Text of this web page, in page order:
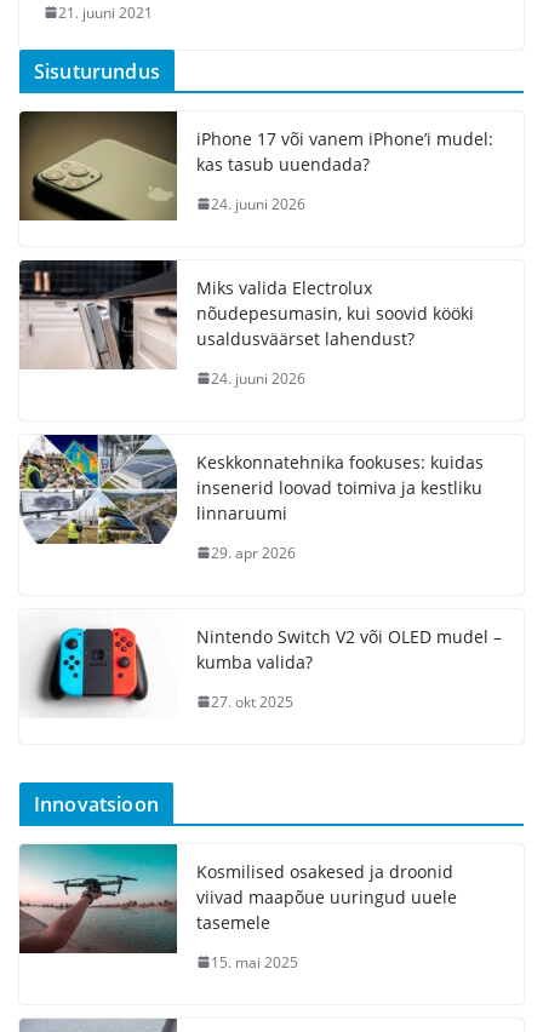
21. juuni 2021
Sisuturundus
iPhone 17 või vanem iPhone’i mudel:
kas tasub uuendada?
24. juuni 2026
Miks valida Electrolux
nõudepesumasin, kui soovid kööki
usaldusväärset lahendust?
24. juuni 2026
Keskkonnatehnika fookuses: kuidas
insenerid loovad toimiva ja kestliku
linnaruumi
29. apr 2026
Nintendo Switch V2 või OLED mudel –
kumba valida?
27. okt 2025
Innovatsioon
Kosmilised osakesed ja droonid
viivad maapõue uuringud uuele
tasemele
15. mai 2025